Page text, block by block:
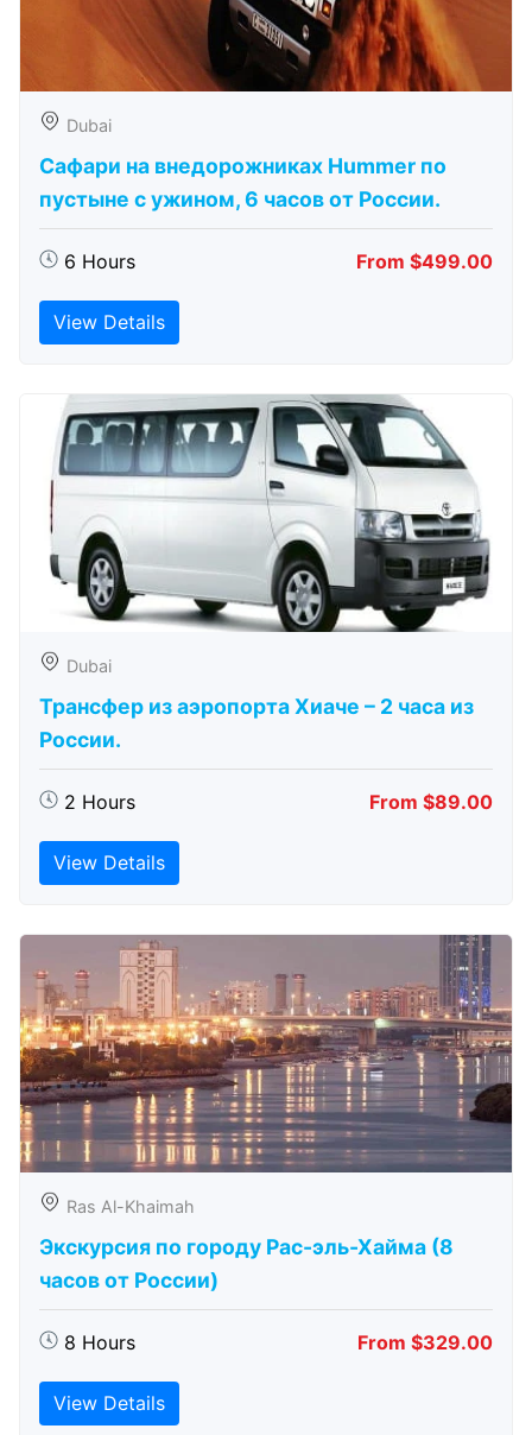
Dubai
Сафари на внедорожниках Hummer по
пустыне с ужином, 6 часов от России.
6 Hours From $499.00
View Details
Dubai
Трансфер из аэропорта Хиаче – 2 часа из
России.
2 Hours From $89.00
View Details
Ras Al-Khaimah
Экскурсия по городу Рас-эль-Хайма (8
часов от России)
8 Hours From $329.00
View Details